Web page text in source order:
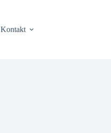
Kontakt